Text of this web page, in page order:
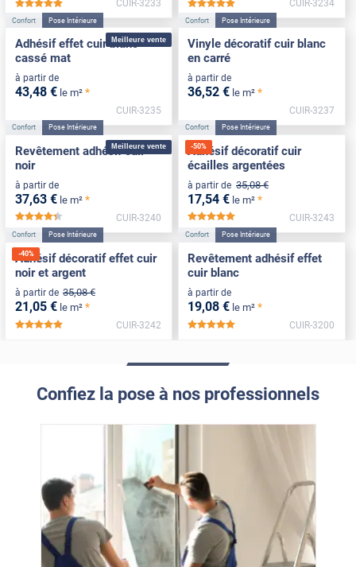
***** CUIR-3233 CUIR-3234
Meilleure vente
Confort Pose Intérieure
Adhésif effet cuir blanc
cassé mat
à partir de
43,48 € le m² *
CUIR-3235
Confort Pose Intérieure
Vinyle décoratif cuir blanc
en carré
à partir de
36,52 € le m² *
CUIR-3237
Meilleure vente
Confort Pose Intérieure
Revêtement adhésif cuir
noir
à partir de
37,63 € le m² *
*****
CUIR-3240
-50%
Confort Pose Intérieure
Adhésif décoratif cuir
écailles argentées
à partir de 35,08 €
17,54 € le m² *
CUIR-3243
-40%
Confort Pose Intérieure
Adhésif décoratif effet cuir
noir et argent
à partir de 35,08 €
21,05 € le m² *
*****
CUIR-3242
Confort Pose Intérieure
Revêtement adhésif effet
cuir blanc
à partir de
19,08 € le m² *
CUIR-3200
Confiez la pose à nos professionnels